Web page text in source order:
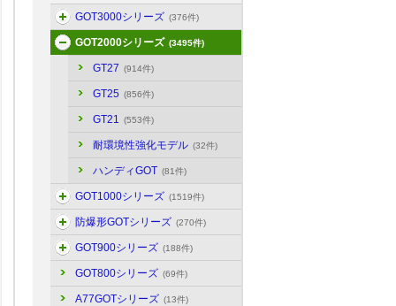
GOT3000シリーズ (376件)
GOT2000シリーズ (3495件)
GT27 (914件)
GT25 (856件)
GT21 (553件)
耐環境性強化モデル (32件)
ハンディGOT (81件)
GOT1000シリーズ (1519件)
防爆形GOTシリーズ (270件)
GOT900シリーズ (188件)
GOT800シリーズ (69件)
A77GOTシリーズ (13件)